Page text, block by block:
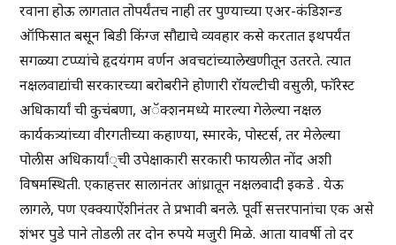
रवाना होऊ लागतात तोपर्यंतच नाही तर पुण्याच्या एअर-कंडिशन्ड
ऑफिसात बसून बिडी किंग्ज सौद्याचे व्यवहार कसे करतात इथपर्यंत
सगळ्या टप्प्यांचे हृदयंगम वर्णन अवचटांच्यालेखणीतून उतरते. त्यात
नक्षलवाद्यांची सरकारच्या बरोबरीने होणारी रॉयल्टीची वसुली, फॉरेस्ट
अधिकार्यां ची कुचंबणा, अॅक्शनमध्ये मारल्या गेलेल्या नक्षल
कार्यकत्र्यांच्या वीरगतीच्या कहाण्या, स्मारके, पोस्टर्स, तर मेलेल्या
पोलीस अधिकार्यां्ची उपेक्षाकारी सरकारी फायलीत नोंद अशी
विषमस्थिती. एकाहत्तर सालानंतर आंध्रातून नक्षलवादी इकडे . येऊ
लागले, पण एक्क्याऐंशीनंतर ते प्रभावी बनले. पूर्वी सत्तरपानांचा एक असे
शंभर पुडे पाने तोडली तर दोन रुपये मजुरी मिळे. आता यावर्षी तो दर